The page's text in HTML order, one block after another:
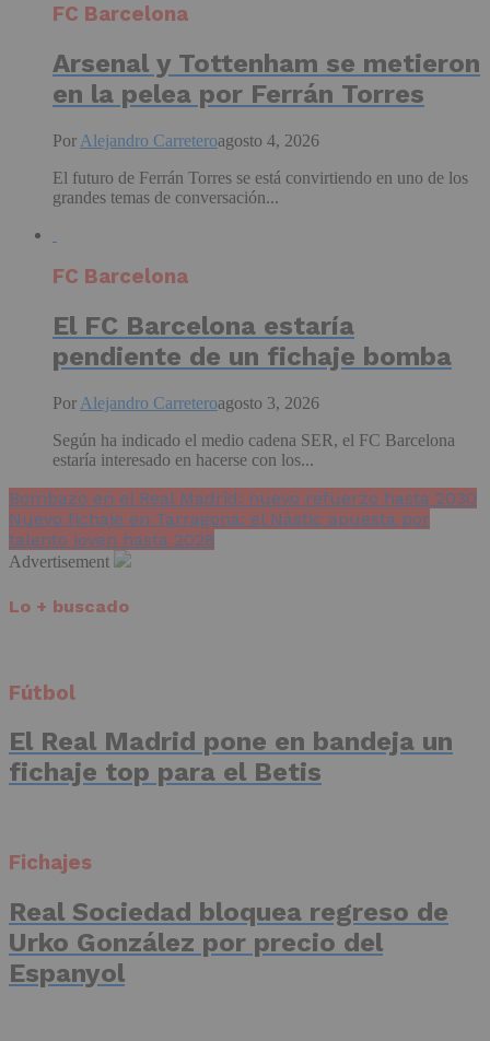
FC Barcelona
Arsenal y Tottenham se metieron
en la pelea por Ferrán Torres
Por Alejandro Carreteroagosto 4, 2026
El futuro de Ferrán Torres se está convirtiendo en uno de los
grandes temas de conversación...
FC Barcelona
El FC Barcelona estaría
pendiente de un fichaje bomba
Por Alejandro Carreteroagosto 3, 2026
Según ha indicado el medio cadena SER, el FC Barcelona
estaría interesado en hacerse con los...
Bombazo en el Real Madrid: nuevo refuerzo hasta 2030
Nuevo fichaje en Tarragona: el Nàstic apuesta por
talento joven hasta 2028
Advertisement
Lo + buscado
Fútbol
El Real Madrid pone en bandeja un
fichaje top para el Betis
Fichajes
Real Sociedad bloquea regreso de
Urko González por precio del
Espanyol